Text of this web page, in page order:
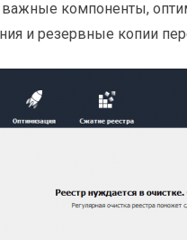
важные компоненты,
и резервные копии